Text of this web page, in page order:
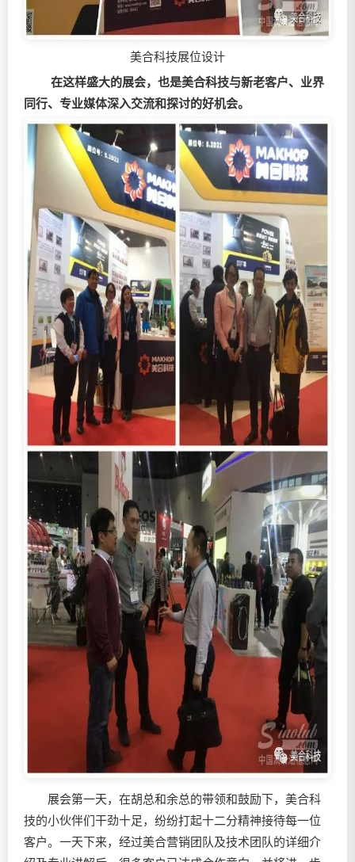
美合科技展位设计
在这样盛大的展会，也是美合科技与新老客户、业界
同行、专业媒体深入交流和探讨的好机会。
展会第一天，在胡总和余总的带领和鼓励下，美合科
技的小伙伴们干劲十足，纷纷打起十二分精神接待每一位
客户。一天下来，经过美合营销团队及技术团队的详细介